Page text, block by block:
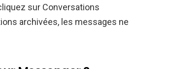
sur Conversations
archivées, les messages ne